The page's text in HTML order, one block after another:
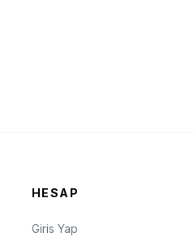
HESAP
Giris Yap